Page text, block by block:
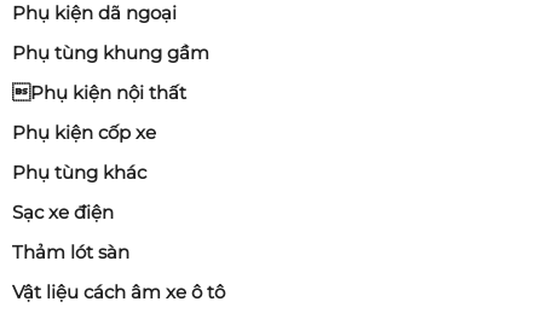
Phụ kiện dã ngoại
Phụ tùng khung gầm
Phụ kiện nội thất
Phụ kiện cốp xe
Phụ tùng khác
Sạc xe điện
Thảm lót sàn
Vật liệu cách âm xe ô tô